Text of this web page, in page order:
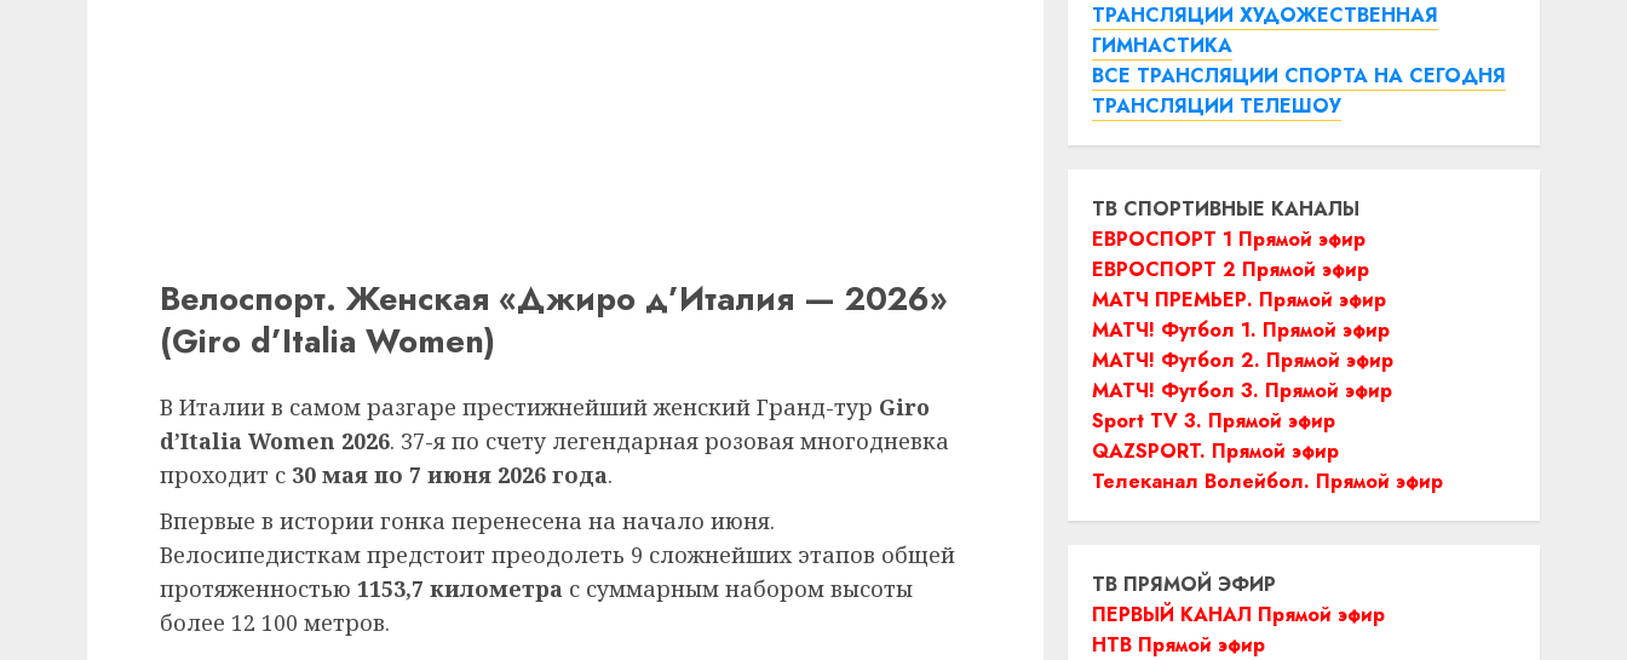
Велоспорт. Женская «Джиро д’Италия — 2026»
(Giro d’Italia Women)
В Италии в самом разгаре престижнейший женский Гранд-тур Giro
d’Italia Women 2026. 37-я по счету легендарная розовая многодневка
проходит с 30 мая по 7 июня 2026 года.
Впервые в истории гонка перенесена на начало июня.
Велосипедисткам предстоит преодолеть 9 сложнейших этапов общей
протяженностью 1153,7 километра с суммарным набором высоты
более 12 100 метров.
ТРАНСЛЯЦИИ ХУДОЖЕСТВЕННАЯ
ГИМНАСТИКА
ВСЕ ТРАНСЛЯЦИИ СПОРТА НА СЕГОДНЯ
ТРАНСЛЯЦИИ ТЕЛЕШОУ
ТВ СПОРТИВНЫЕ КАНАЛЫ
ЕВРОСПОРТ 1 Прямой эфир
ЕВРОСПОРТ 2 Прямой эфир
МАТЧ ПРЕМЬЕР. Прямой эфир
МАТЧ! Футбол 1. Прямой эфир
МАТЧ! Футбол 2. Прямой эфир
МАТЧ! Футбол 3. Прямой эфир
Sport TV 3. Прямой эфир
QAZSPORT. Прямой эфир
Телеканал Волейбол. Прямой эфир
ТВ ПРЯМОЙ ЭФИР
ПЕРВЫЙ КАНАЛ Прямой эфир
НТВ Прямой эфир